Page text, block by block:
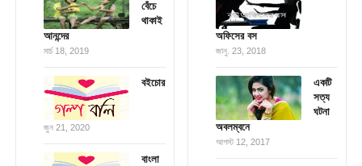
বেঁচে
থাকাই
আনন্দের
মার্চ 18, 2019
বইচোর
জুন 21, 2020
বাংলা
অফিসের বস
জানু. 23, 2018
একটি
সত্য
ঘটনা
অবলম্বনে
আগস্ট 12, 2017